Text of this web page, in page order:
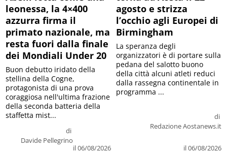
leonessa, la 4×400
azzurra firma il
primato nazionale, ma
resta fuori dalla finale
dei Mondiali Under 20
di
Davide Pellegrino
il 06/08/2026
Buon debutto iridato della
stellina della Cogne,
protagonista di una prova
coraggiosa nell'ultima frazione
della seconda batteria della
staffetta mist...
agosto e strizza
l’occhio agli Europei di
Birmingham
di
Redazione Aostanews.it
il 06/08/2026
La speranza degli
organizzatori è di portare sulla
pedana del salotto buono
della città alcuni atleti reduci
dalla rassegna continentale in
programma ...